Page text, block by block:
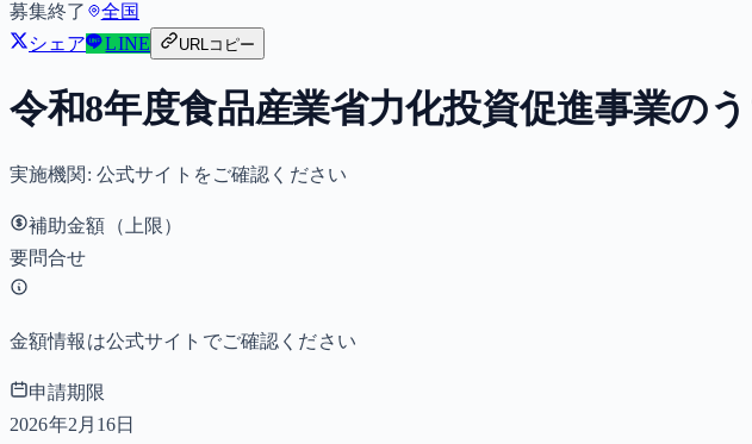
募集終了
全国
シェア
LINE URLコピー
令和8年度食品産業省力化投資促進事業の
実施機関: 公式サイトをご確認ください
補助金額（上限）
要問合せ
金額情報は公式サイトでご確認ください
申請期限
2026年2月16日